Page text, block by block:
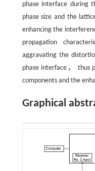
phase interface during
phase size and the
enhancing the
propagation
aggravating the
phase interface， thus
components and the
Graphical